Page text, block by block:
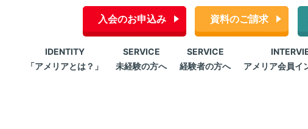
入会のお申込み 資料のご請求
IDENTITY
「アメリアとは？」
SERVICE
未経験の方へ
SERVICE
経験者の方へ
アメリア会員イ